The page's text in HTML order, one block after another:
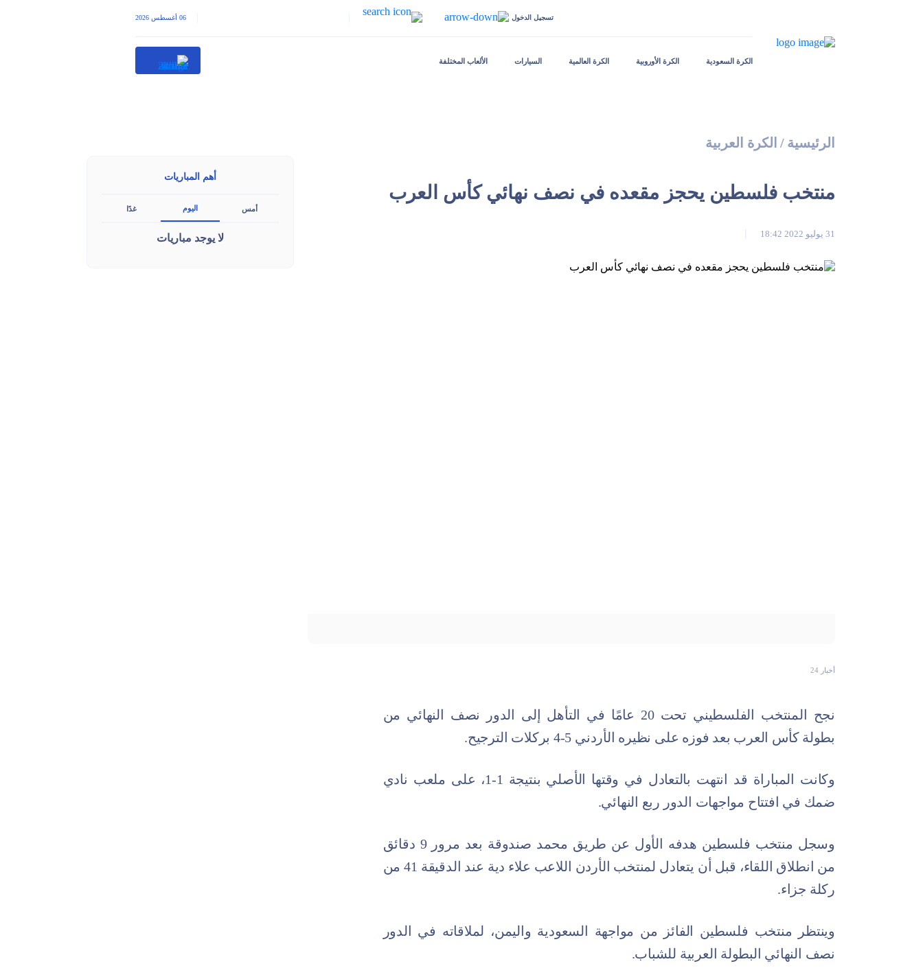
تسجيل الدخول 06 أغسطس 2026
الكرة السعودية الكرة الأوروبية الكرة العالمية السيارات الألعاب المختلفة
الرئيسية / الكرة العربية
منتخب فلسطين يحجز مقعده في نصف نهائي كأس العرب
31 يوليو 2022 18:42
أخبار 24
نجح المنتخب الفلسطيني تحت 20 عامًا في التأهل إلى الدور نصف النهائي من
بطولة كأس العرب بعد فوزه على نظيره الأردني 5-4 بركلات الترجيح.
وكانت المباراة قد انتهت بالتعادل في وقتها الأصلي بنتيجة 1-1، على ملعب نادي
ضمك في افتتاح مواجهات الدور ربع النهائي.
وسجل منتخب فلسطين هدفه الأول عن طريق محمد صندوقة بعد مرور 9 دقائق
من انطلاق اللقاء، قبل أن يتعادل لمنتخب الأردن اللاعب علاء دية عند الدقيقة 41 من
ركلة جزاء.
وينتظر منتخب فلسطين الفائز من مواجهة السعودية واليمن، لملاقاته في الدور
نصف النهائي البطولة العربية للشباب.
أهم المباريات
أمس اليوم غدًا
لا يوجد مباريات